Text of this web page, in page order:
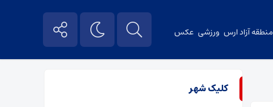
منطقه آزاد ارس ورزشی عکس
کلیک شهر